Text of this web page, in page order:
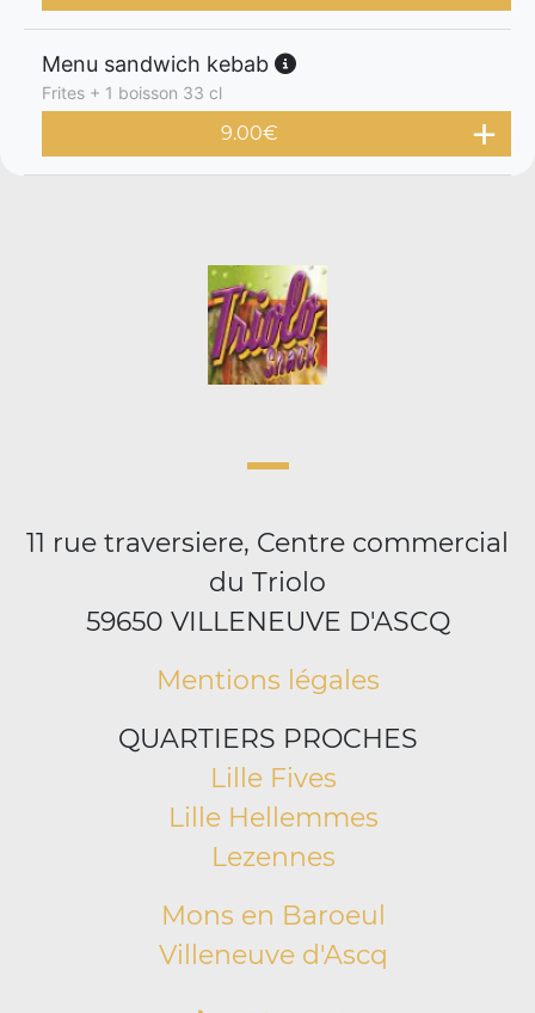
Menu sandwich kebab
Frites + 1 boisson 33 cl
9.00€
11 rue traversiere, Centre commercial
du Triolo
59650 VILLENEUVE D'ASCQ
Mentions légales
QUARTIERS PROCHES
Lille Fives
Lille Hellemmes
Lezennes
Mons en Baroeul
Villeneuve d'Ascq